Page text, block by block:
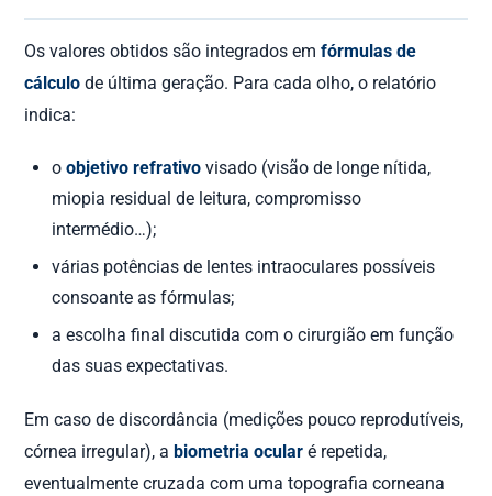
Os valores obtidos são integrados emfórmulas de
cálculo de última geração. Para cada olho, o relatório
indica:
oobjetivo refrativo visado (visão de longe nítida,
miopia residual de leitura, compromisso
intermédio…);
várias potências de lentes intraoculares possíveis
consoante as fórmulas;
a escolha final discutida com o cirurgião em função
das suas expectativas.
Em caso de discordância (medições pouco reprodutíveis,
córnea irregular), a biometria ocular é repetida,
eventualmente cruzada com uma topografia corneana